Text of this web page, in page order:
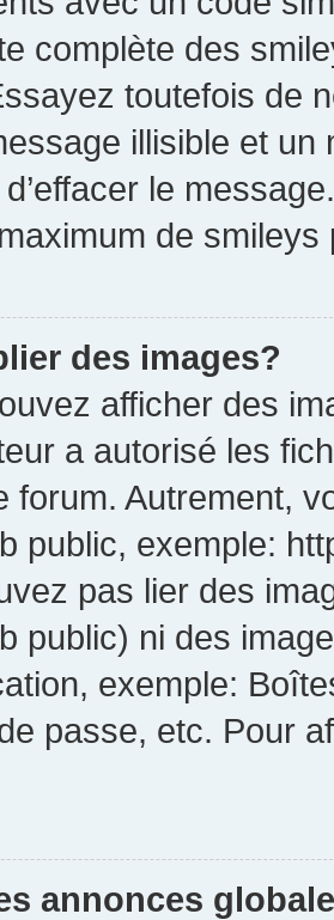
complète des
toutefois de
illisible et
le
de smileys
des images?
afficher des
a autorisé les
forum. Autrement,
public, exemple:
pas lier des
public) ni des
exemple:
passe, etc. Pour
annonces